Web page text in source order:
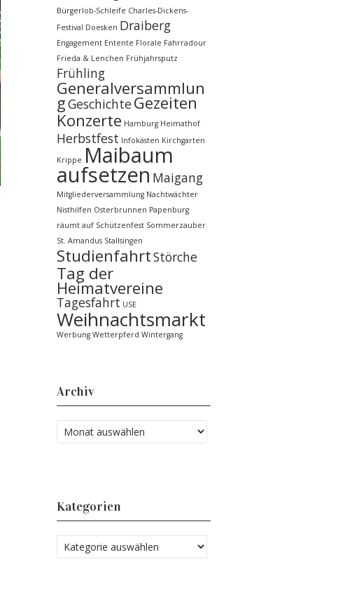
Bürgerlob-Schleife Charles-Dickens-
Festival Doesken Draiberg
Engagement Entente Florale Fahrradour
Frieda & Lenchen Frühjahrsputz
Frühling
Generalversammlun
gGeschichteGezeiten
Konzerte Hamburg Heimathof
Herbstfest Infokästen Kirchgarten
Krippe Maibaum
aufsetzen Maigang
Mitgliederversammlung Nachtwächter
Nisthilfen Osterbrunnen Papenburg
räumt auf Schützenfest Sommerzauber
St. Amandus Stallsingen
StudienfahrtStörche
Tag der
Heimatvereine
Tagesfahrt USE
Weihnachtsmarkt
Werbung Wetterpferd Wintergang
Archiv
Kategorien